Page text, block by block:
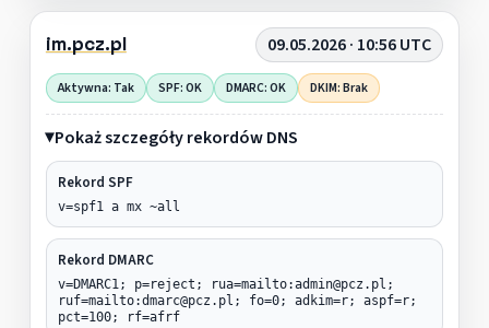
im.pcz.pl 09.05.2026 · 10:56 UTC
Aktywna: Tak SPF: OK DMARC: OK DKIM: Brak
Pokaż szczegóły rekordów DNS
Rekord SPF
v=spf1 a mx ~all
Rekord DMARC
v=DMARC1; p=reject; rua=mailto:admin@pcz.pl;
ruf=mailto:dmarc@pcz.pl; fo=0; adkim=r; aspf=r;
pct=100; rf=afrf